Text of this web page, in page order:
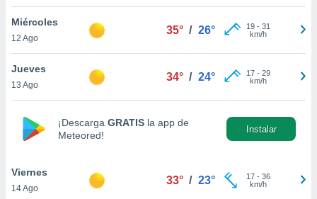
de
aceptar
de
Miércoles
12 Ago
35° / 26° 19- 31
km/h
Jueves
13 Ago
34° / 24° 17- 29
km/h
¡Descarga GRATIS la app de
Meteored!
Instalar
Viernes
14 Ago
33° / 23° 17- 36
km/h